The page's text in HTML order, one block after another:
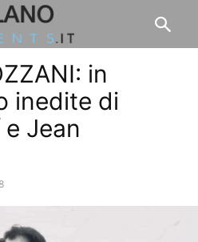
in
inedite di
Jean